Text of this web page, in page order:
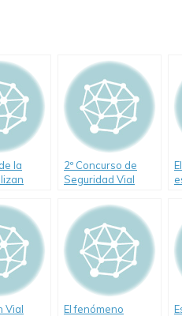
la
sobre
Vial
2º Concurso de
Seguridad Vial
Vial
El fenómeno